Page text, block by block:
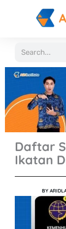
Search
Daftar
Ikatan
BY